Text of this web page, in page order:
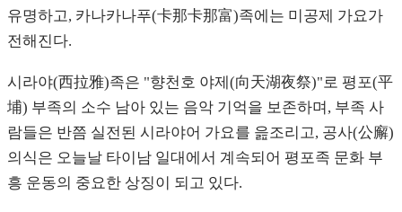
유명하고, 카나카나푸(卡那卡那富)족에는 미공제 가요가
전해진다.
시라야(西拉雅)족은 "향천호 야제(向天湖夜祭)"로 평포(平
埔) 부족의 소수 남아 있는 음악 기억을 보존하며, 부족 사
람들은 반쯤 실전된 시라야어 가요를 읊조리고, 공사(公廨)
의식은 오늘날 타이남 일대에서 계속되어 평포족 문화 부
흥 운동의 중요한 상징이 되고 있다.